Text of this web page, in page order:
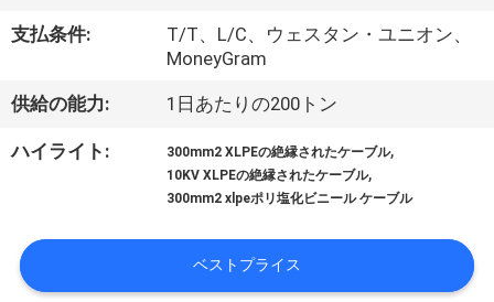
い
工
旅
行
支払条件:
T/T、L/C、ウェスタン・ユニオン、
MoneyGram
供給の能力: 1日あたりの200トン
ハイライト: 300mm2 XLPEの絶縁されたケーブル,
10KV XLPEの絶縁されたケーブル,
300mm2 xlpeポリ塩化ビニール ケーブル
ベストプライス